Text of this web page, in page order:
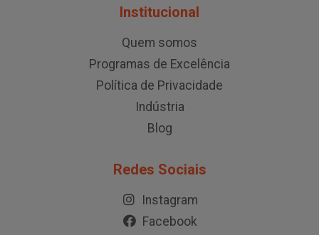
Institucional
Quem somos
Programas de Excelência
Política de Privacidade
Indústria
Blog
Redes Sociais
Instagram
Facebook